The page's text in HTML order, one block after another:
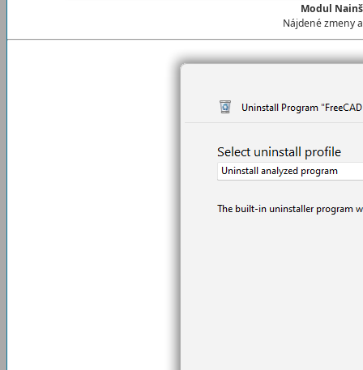
Modul
Nájdené zmeny